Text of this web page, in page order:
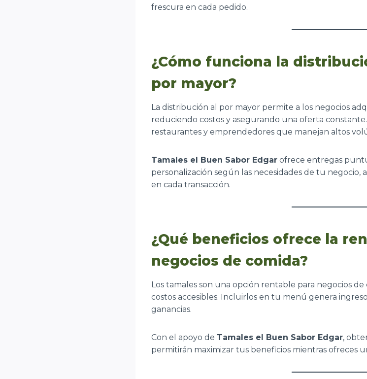
frescura en cada pedido.
¿Cómo funciona la
por mayor?
La distribución al por mayor permite a los negocios
reduciendo costos y asegurando una oferta
restaurantes y emprendedores que manejan altos
Tamales el Buen Sabor Edgar ofrece entregas
personalización según las necesidades de tu negocio,
en cada transacción.
¿Qué beneficios ofrece la
negocios de comida?
Los tamales son una opción rentable para negocios de
costos accesibles. Incluirlos en tu menú genera
ganancias.
Con el apoyo de Tamales el Buen Sabor Edgar,
permitirán maximizar tus beneficios mientras ofreces